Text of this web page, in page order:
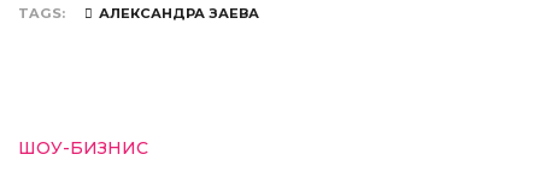
TAGS АЛЕКСАНДРА ЗАЕВА
ШОУ-БИЗНИС